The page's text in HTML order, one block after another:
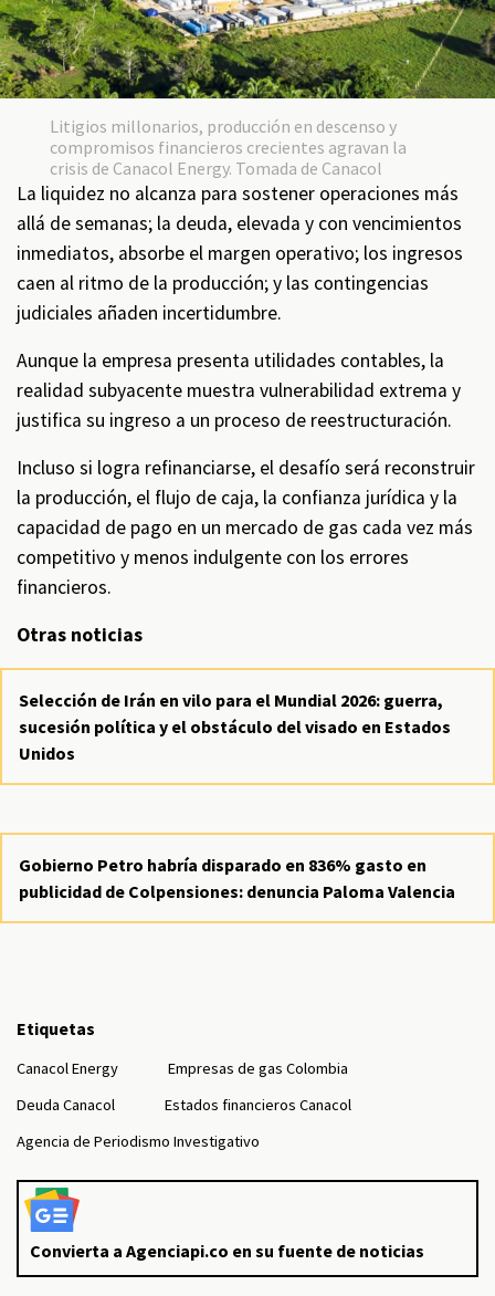
Litigios millonarios, producción en descenso y
compromisos financieros crecientes agravan la
crisis de Canacol Energy. Tomada de Canacol
La liquidez no alcanza para sostener operaciones más
allá de semanas; la deuda, elevada y con vencimientos
inmediatos, absorbe el margen operativo; los ingresos
caen al ritmo de la producción; y las contingencias
judiciales añaden incertidumbre.
Aunque la empresa presenta utilidades contables, la
realidad subyacente muestra vulnerabilidad extrema y
justifica su ingreso a un proceso de reestructuración.
Incluso si logra refinanciarse, el desafío será reconstruir
la producción, el flujo de caja, la confianza jurídica y la
capacidad de pago en un mercado de gas cada vez más
competitivo y menos indulgente con los errores
financieros.
Otras noticias
Selección de Irán en vilo para el Mundial 2026: guerra,
sucesión política y el obstáculo del visado en Estados
Unidos
Gobierno Petro habría disparado en 836% gasto en
publicidad de Colpensiones: denuncia Paloma Valencia
Etiquetas
Canacol Energy
Empresas de gas Colombia
Deuda Canacol
Estados financieros Canacol
Agencia de Periodismo Investigativo
Convierta a Agenciapi.co en su fuente de noticias